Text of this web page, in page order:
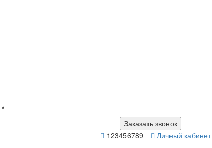
*
Заказать звонок
123456789 Личный кабинет